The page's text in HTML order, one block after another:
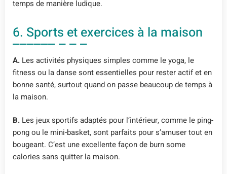
temps de manière ludique.
6. Sports et exercices à la maison
A. Les activités physiques simples comme le yoga, le
fitness ou la danse sont essentielles pour rester actif et en
bonne santé, surtout quand on passe beaucoup de temps à
la maison.
B. Les jeux sportifs adaptés pour l’intérieur, comme le ping-
pong ou le mini-basket, sont parfaits pour s’amuser tout en
bougeant. C’est une excellente façon de burn some
calories sans quitter la maison.